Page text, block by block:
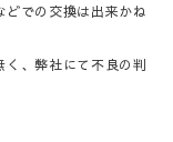
での交換は出来かね
、弊社にて不良の判